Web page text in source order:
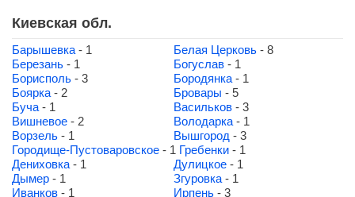
Киевская обл.
Барышевка - 1 Белая Церковь - 8
Березань - 1 Богуслав - 1
Борисполь - 3 Бородянка - 1
Боярка - 2 Бровары - 5
Буча - 1 Васильков - 3
Вишневое - 2 Володарка - 1
Ворзель - 1 Вышгород - 3
Городище-Пустоваровское - 1 Гребенки - 1
Дениховка - 1 Дулицкое - 1
Дымер - 1 Згуровка - 1
Иванков - 1 Ирпень - 3